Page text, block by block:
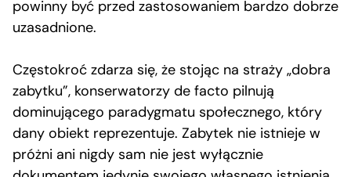
powinny być przed zastosowaniem bardzo dobrze
uzasadnione.
Częstokroć zdarza się, że stojąc na straży „dobra
zabytku”, konserwatorzy de facto pilnują
dominującego paradygmatu społecznego, który
dany obiekt reprezentuje. Zabytek nie istnieje w
próżni ani nigdy sam nie jest wyłącznie